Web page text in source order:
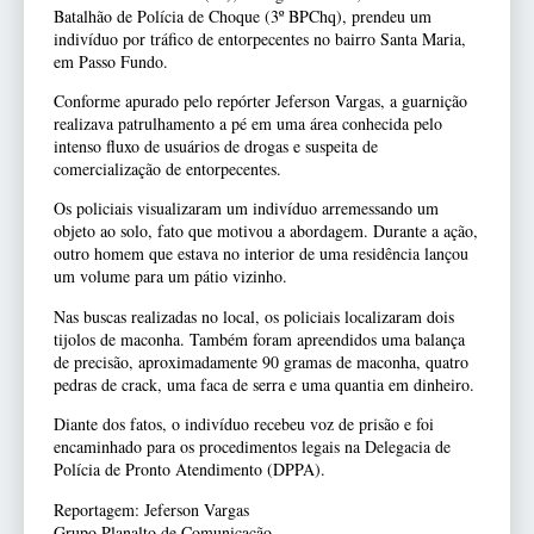
Batalhão de Polícia de Choque (3º BPChq), prendeu um
indivíduo por tráfico de entorpecentes no bairro Santa Maria,
em Passo Fundo.
Conforme apurado pelo repórter Jeferson Vargas, a guarnição
realizava patrulhamento a pé em uma área conhecida pelo
intenso fluxo de usuários de drogas e suspeita de
comercialização de entorpecentes.
Os policiais visualizaram um indivíduo arremessando um
objeto ao solo, fato que motivou a abordagem. Durante a ação,
outro homem que estava no interior de uma residência lançou
um volume para um pátio vizinho.
Nas buscas realizadas no local, os policiais localizaram dois
tijolos de maconha. Também foram apreendidos uma balança
de precisão, aproximadamente 90 gramas de maconha, quatro
pedras de crack, uma faca de serra e uma quantia em dinheiro.
Diante dos fatos, o indivíduo recebeu voz de prisão e foi
encaminhado para os procedimentos legais na Delegacia de
Polícia de Pronto Atendimento (DPPA).
Reportagem: Jeferson Vargas